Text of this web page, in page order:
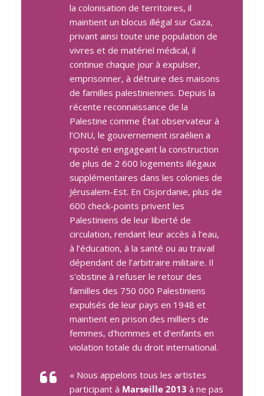
la colonisation de territoires, il
maintient un blocus illégal sur Gaza,
privant ainsi toute une population de
vivres et de matériel médical, il
continue chaque jour à expulser,
emprisonner, à détruire des maisons
de familles palestiniennes. Depuis la
récente reconnaissance de la
Palestine comme État observateur à
l’ONU, le gouvernement israélien a
riposté en engageant la construction
de plus de 2 600 logements illégaux
supplémentaires dans les colonies de
Jérusalem-Est. En Cisjordanie, plus de
600 check-points privent les
Palestiniens de leur liberté de
circulation, rendant leur accès à l’eau,
à l’éducation, à la santé ou au travail
dépendant de l’arbitraire militaire. Il
s'obstine à refuser le retour des
familles des 750 000 Palestiniens
expulsés de leur pays en 1948 et
maintient en prison des milliers de
femmes, d'hommes et d'enfants en
violation totale du droit international.
« Nous appelons tous les artistes
participant à Marseille 2013 à ne pas